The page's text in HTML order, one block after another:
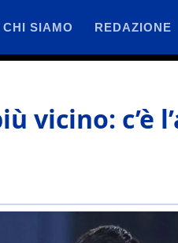
CHI SIAMO REDAZIONE
vicino: c’è